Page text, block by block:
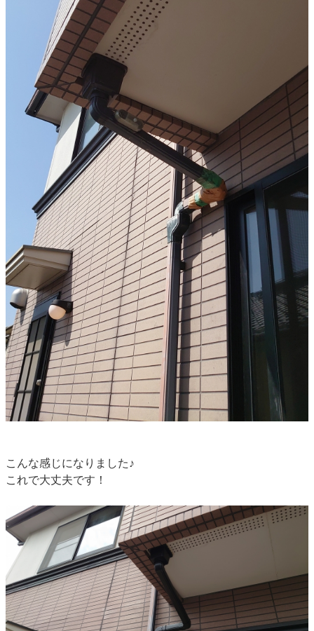
こんな感じになりました♪
これで大丈夫です！